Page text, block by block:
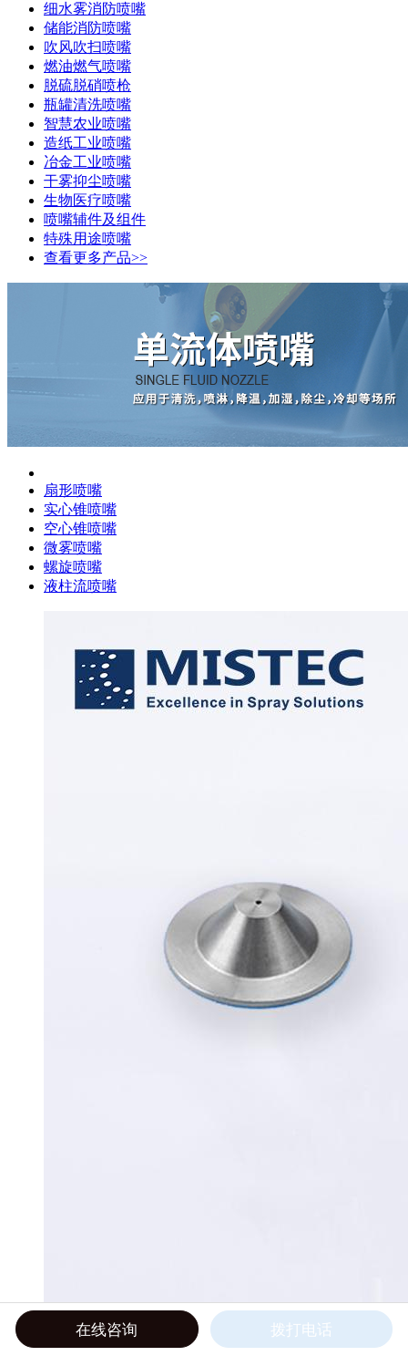
细水雾消防喷嘴
储能消防喷嘴
吹风吹扫喷嘴
燃油燃气喷嘴
脱硫脱硝喷枪
瓶罐清洗喷嘴
智慧农业喷嘴
造纸工业喷嘴
冶金工业喷嘴
干雾抑尘喷嘴
生物医疗喷嘴
喷嘴辅件及组件
特殊用途喷嘴
查看更多产品>>
扇形喷嘴
实心锥喷嘴
空心锥喷嘴
微雾喷嘴
螺旋喷嘴
液柱流喷嘴
在线咨询 拨打电话